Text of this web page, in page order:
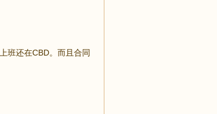
班还在CBD。而且合同